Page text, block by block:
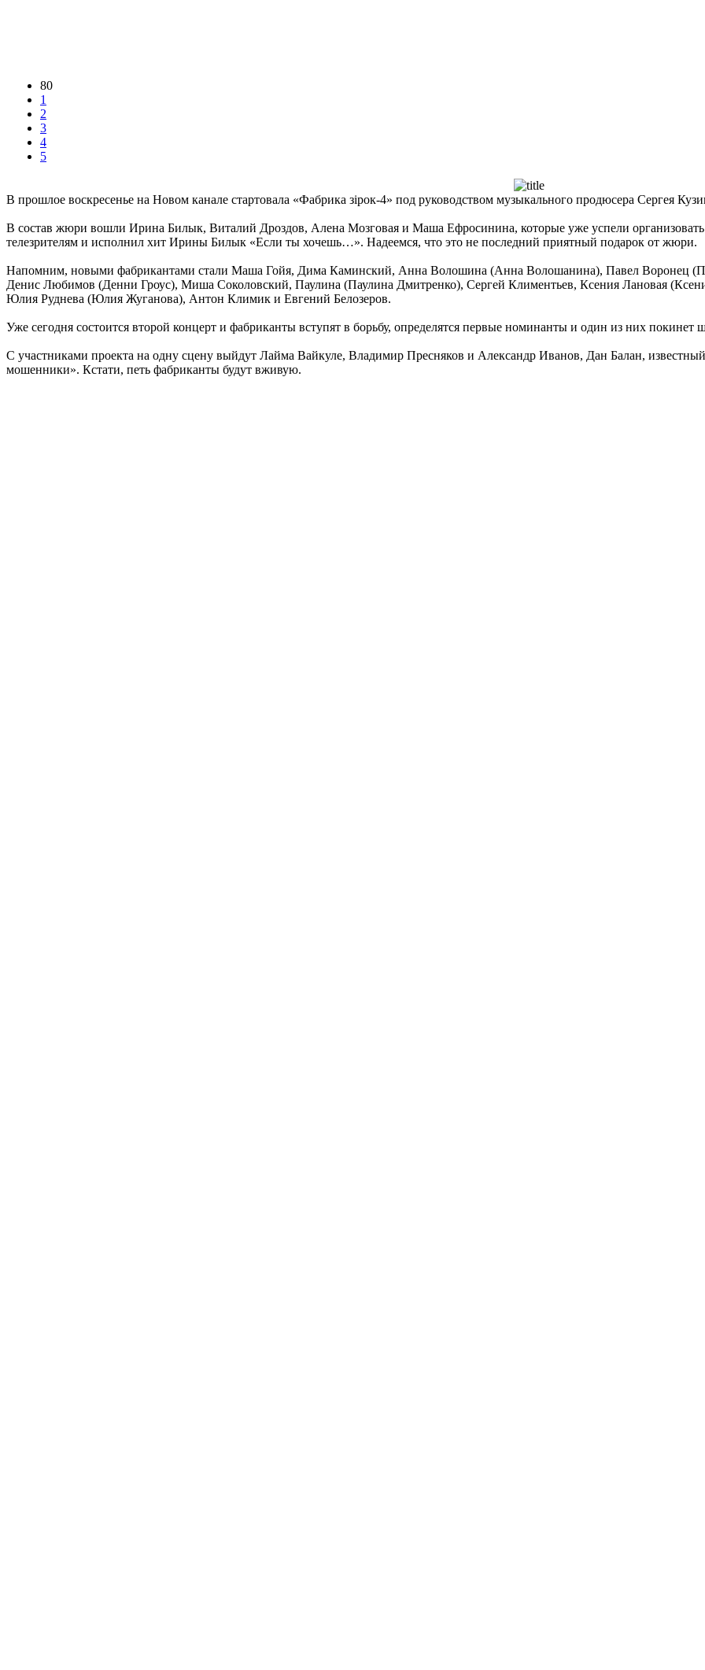
80
1
2
3
4
5
В прошлое воскресенье на Новом канале стартовала «Фабрика зірок-4» под руководством музыкального продюсера Сергея
В состав жюри вошли Ирина Билык, Виталий Дроздов, Алена Мозговая и Маша Ефросинина, которые уже успели организовать
телезрителям и исполнил хит Ирины Билык «Если ты хочешь…». Надеемся, что это не последний приятный подарок от жюри.
Напомним, новыми фабрикантами стали Маша Гойя, Дима Каминский, Анна Волошина (Анна Волошанина), Павел Воронец
Денис Любимов (Денни Гроус), Миша Соколовский, Паулина (Паулина Дмитренко), Сергей Климентьев, Ксения Лановая
Юлия Руднева (Юлия Жуганова), Антон Климик и Евгений Белозеров.
Уже сегодня состоится второй концерт и фабриканты вступят в борьбу, определятся первые номинанты и один из них покинет
С участниками проекта на одну сцену выйдут Лайма Вайкуле, Владимир Пресняков и Александр Иванов, Дан Балан,
мошенники». Кстати, петь фабриканты будут вживую.